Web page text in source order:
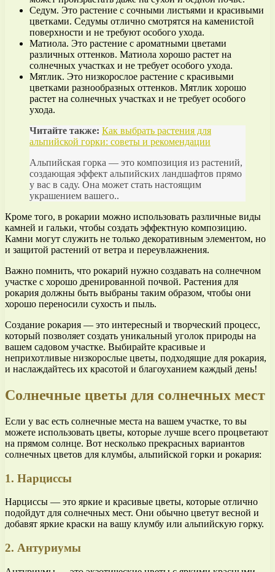
Седум. Это растение с сочными листьями и красивыми
цветками. Седумы отлично смотрятся на каменистой
поверхности и не требуют особого ухода.
Матиола. Это растение с ароматными цветами
различных оттенков. Матиола хорошо растет на
солнечных участках и не требует особого ухода.
Мятлик. Это низкорослое растение с красивыми
цветками разнообразных оттенков. Мятлик хорошо
растет на солнечных участках и не требует особого
ухода.
Читайте также: Как выбрать растения для
альпийской горки: советы и рекомендации
Альпийская горка — это композиция из растений,
создающая эффект альпийских ландшафтов прямо
у вас в саду. Она может стать настоящим
украшением вашего..
Кроме того, в рокарии можно использовать различные виды
камней и гальки, чтобы создать эффектную композицию.
Камни могут служить не только декоративным элементом, но
и защитой растений от ветра и переувлажнения.
Важно помнить, что рокарий нужно создавать на солнечном
участке с хорошо дренированной почвой. Растения для
рокария должны быть выбраны таким образом, чтобы они
хорошо переносили сухость и пыль.
Создание рокария — это интересный и творческий процесс,
который позволяет создать уникальный уголок природы на
вашем садовом участке. Выбирайте красивые и
неприхотливые низкорослые цветы, подходящие для рокария,
и наслаждайтесь их красотой и благоуханием каждый день!
Солнечные цветы для солнечных мест
Если у вас есть солнечные места на вашем участке, то вы
можете использовать цветы, которые лучше всего процветают
на прямом солнце. Вот несколько прекрасных вариантов
солнечных цветов для клумбы, альпийской горки и рокария:
1. Нарциссы
Нарциссы — это яркие и красивые цветы, которые отлично
подойдут для солнечных мест. Они обычно цветут весной и
добавят яркие краски на вашу клумбу или альпийскую горку.
2. Антуриумы